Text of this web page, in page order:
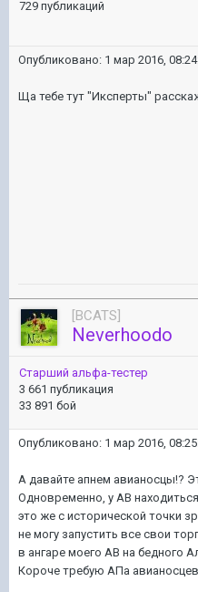
729 публикаций
Опубликовано: 1 мар 2016,
Ща тебе тут "Иксперты"
[BCATS]
Neverhoodo
Старший альфа-тестер
3 661 публикация
33 891 бой
Опубликовано: 1 мар 2016,
А давайте апнем авианосцы!?
Одновременно, у АВ
это же с исторической точки
не могу запустить все свои
в ангаре моего АВ на бедного
Короче требую АПа